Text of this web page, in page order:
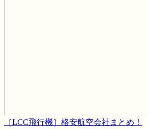
［LCC飛行機］格安航空会社まとめ！